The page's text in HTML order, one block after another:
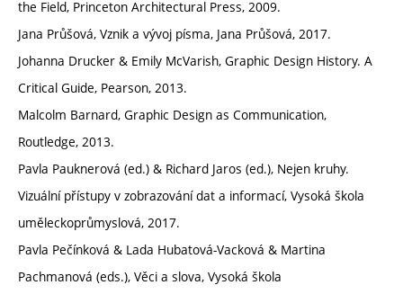
the Field, Princeton Architectural Press, 2009.
Jana Průšová, Vznik a vývoj písma, Jana Průšová, 2017.
Johanna Drucker & Emily McVarish, Graphic Design History. A
Critical Guide, Pearson, 2013.
Malcolm Barnard, Graphic Design as Communication,
Routledge, 2013.
Pavla Pauknerová (ed.) & Richard Jaros (ed.), Nejen kruhy.
Vizuální přístupy v zobrazování dat a informací, Vysoká škola
uměleckoprůmyslová, 2017.
Pavla Pečínková & Lada Hubatová-Vacková & Martina
Pachmanová (eds.), Věci a slova, Vysoká škola